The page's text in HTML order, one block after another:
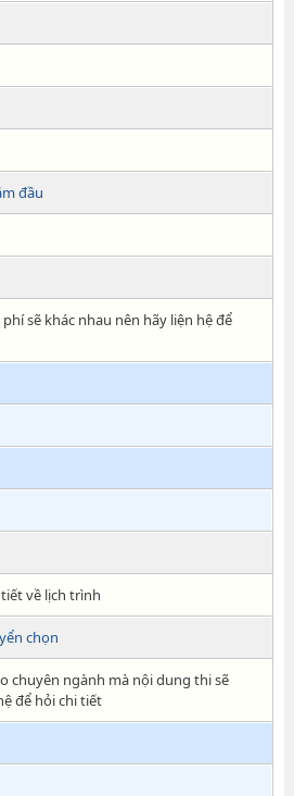
đầu
sẽ khác nhau nên hãy liện hệ để
về lịch trình
chọn
chuyên ngành mà nội dung thi sẽ
để hỏi chi tiết